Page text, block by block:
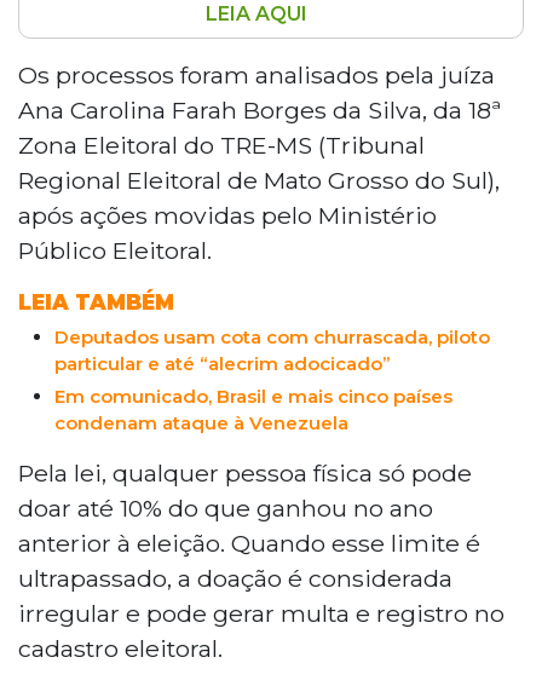
A Justiça Eleitoral de Dourados aplicou
multas a doadores que excederam o
limite legal de contribuições para
campanhas de vereadores nas eleições
de 2024. A juíza Ana Carolina Farah
Borges da Silva, da 18ª Zona Eleitoral do
TRE-MS, analisou quatro casos após
ações do Ministério Público Eleitoral. Três
receberam multas de 50% sobre o valor
excedente, variando entre R$ 67,10 e R$
1.697,23. Um quarto doador, que
apresentou documentação tardiamente,
foi multado em 100% do valor excedido,
anotações em seus cadastros eleitorais.
LEIA AQUI
Os processos foram analisados pela juíza
Ana Carolina Farah Borges da Silva, da 18ª
Zona Eleitoral do TRE-MS (Tribunal
Regional Eleitoral de Mato Grosso do Sul),
após ações movidas pelo Ministério
Público Eleitoral.
LEIA TAMBÉM
Deputados usam cota com churrascada, piloto
particular e até “alecrim adocicado”
Em comunicado, Brasil e mais cinco países
condenam ataque à Venezuela
Pela lei, qualquer pessoa física só pode
doar até 10% do que ganhou no ano
anterior à eleição. Quando esse limite é
ultrapassado, a doação é considerada
irregular e pode gerar multa e registro no
cadastro eleitoral.